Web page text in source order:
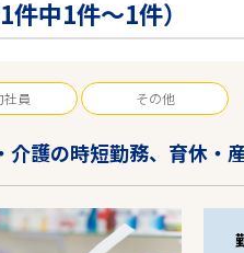
1件中1件～1件）
社員 その他
介護の時短勤務、育休